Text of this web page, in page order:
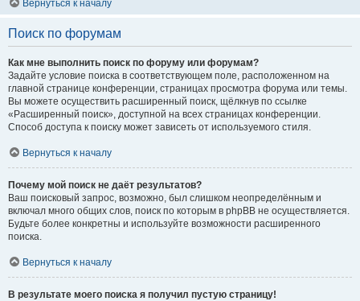
Вернуться к началу
Поиск по форумам
Как мне выполнить поиск по форуму или форумам?
Задайте условие поиска в соответствующем поле, расположенном на
главной странице конференции, страницах просмотра форума или темы.
Вы можете осуществить расширенный поиск, щёлкнув по ссылке
«Расширенный поиск», доступной на всех страницах конференции.
Способ доступа к поиску может зависеть от используемого стиля.
Вернуться к началу
Почему мой поиск не даёт результатов?
Ваш поисковый запрос, возможно, был слишком неопределённым и
включал много общих слов, поиск по которым в phpBB не осуществляется.
Будьте более конкретны и используйте возможности расширенного
поиска.
Вернуться к началу
В результате моего поиска я получил пустую страницу!